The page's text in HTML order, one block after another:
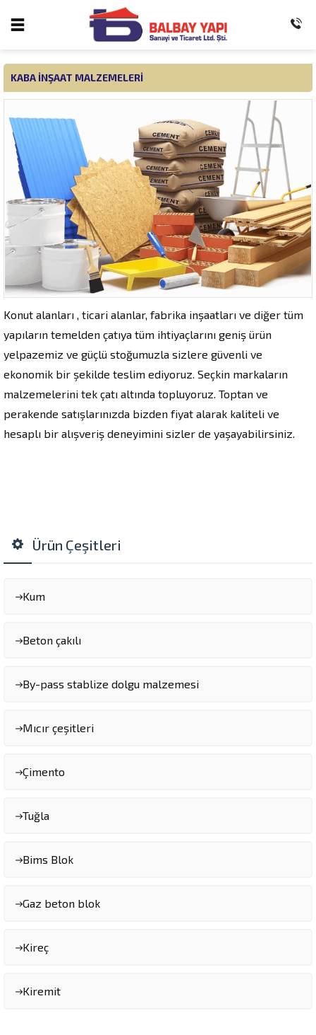
KABA INŞAAT MALZEMELERI
Konut alanları , ticari alanlar, fabrika inşaatları ve diğer tüm
yapıların temelden çatıya tüm ihtiyaçlarını geniş ürün
yelpazemiz ve güçlü stoğumuzla sizlere güvenli ve
ekonomik bir şekilde teslim ediyoruz. Seçkin markaların
malzemelerini tek çatı altında topluyoruz. Toptan ve
perakende satışlarınızda bizden fiyat alarak kaliteli ve
hesaplı bir alışveriş deneyimini sizler de yaşayabilirsiniz.
Ürün Çeşitleri
Kum
Beton çakılı
By-pass stablize dolgu malzemesi
Mıcır çeşitleri
Çimento
Tuğla
Bims Blok
Gaz beton blok
Kireç
Kiremit